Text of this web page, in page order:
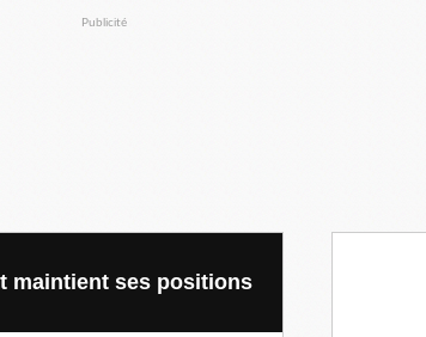
Publicité
maintient ses positions